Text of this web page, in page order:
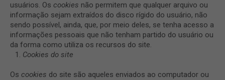
usuários. Os cookies não permitem que qualquer arquivo ou
informação sejam extraídos do disco rígido do usuário, não
sendo possível, ainda, que, por meio deles, se tenha acesso a
informações pessoais que não tenham partido do usuário ou
da forma como utiliza os recursos do site.
Cookies do site
Os cookies do site são aqueles enviados ao computador ou